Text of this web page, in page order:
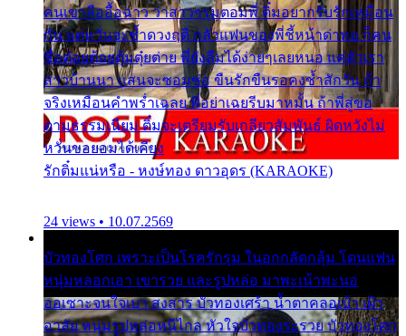
คนเขาลืออื้อฉาว ว่าสาวๆรุมตอมพี่ ติ๋มอยากรับรักเหมือน
กัน แต่หวั่นจะช้ำดวงฤดี กลัวแฟนของพี่ชี้หน้าด่าทอ ก็คน
ชื่อต๋อยต้อยตุ้มตุ๋ยต่าย พี่ยังลืมได้ง่ายๆเลยหนอ แค่ตัวเรา
สาวบ้านนา แสนจะซอมซ่อ ขืนรักขืนรอคงช้ำสักวัน ถ้า
จริงเหมือนคำพร่ำเฉลย พี่อย่าเฉยรีบมาหมั้น ถ้าพี่สู่ขอ
ตามธรรมเนียม ติ๋มจะเตรียมรับเกลียวสัมพันธ์ ผิดหวังไม่
หวั่นขอยอมได้เคียง
รักติ๋มแน่หรือ - หงษ์ทอง ดาวอุดร (KARAOKE)
24 views • 10.07.2569
บัวทองโศก เพราะเป็นโรครักรุม ในอกกลัดกลุ้ม โดนแฟน
หนุ่มหลอกเอา เขารวย และรูปหล่อ มาพะเน้าพะนอ
ออเซาะจนใจเบา สงสาร บัวทองเศร้า น้ำตาคลอเบ้า เฝ้า
อาลัย หนุ่มรูปหล่อหนีไกล หัวใจบัวทองระรวย บัวทองโศก